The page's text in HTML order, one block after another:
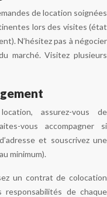
de location soignées
lors des visites (état
N’hésitez pas à négocier
marché. Visitez plusieurs
assurez-vous de
vous accompagner si
et souscrivez une
minimum).
un contrat de colocation
de chaque